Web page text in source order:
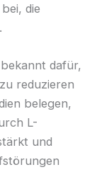
die
dafür,
reduzieren
belegen,
L-
und